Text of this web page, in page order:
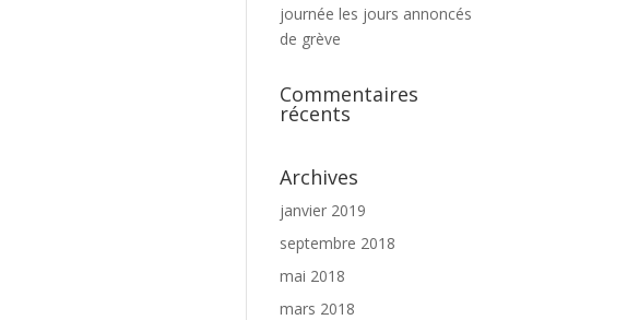
journée les jours annoncés
de grève
Commentaires
récents
Archives
janvier 2019
septembre 2018
mai 2018
mars 2018